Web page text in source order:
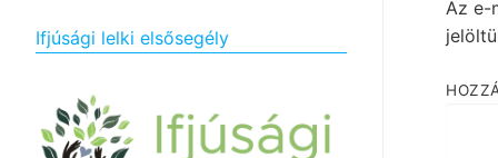
Az e-
Ifjúsági lelki elsősegély